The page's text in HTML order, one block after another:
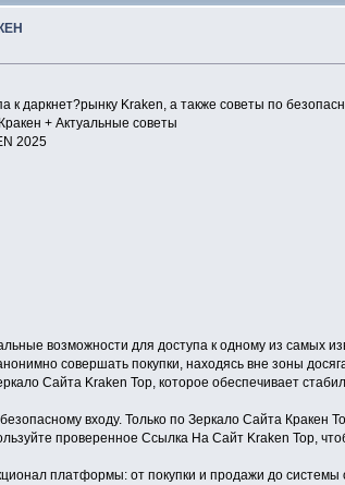
даркнет?рынку Kraken, а также советы по
+ Актуальные советы
2025
возможности для доступа к одному из самых
совершать покупки, находясь вне зоны
Сайта Kraken Тор, которое обеспечивает
входу. Только по Зеркало Сайта Кракен
проверенное Ссылка На Сайт Kraken Тор,
платформы: от покупки и продажи до системы